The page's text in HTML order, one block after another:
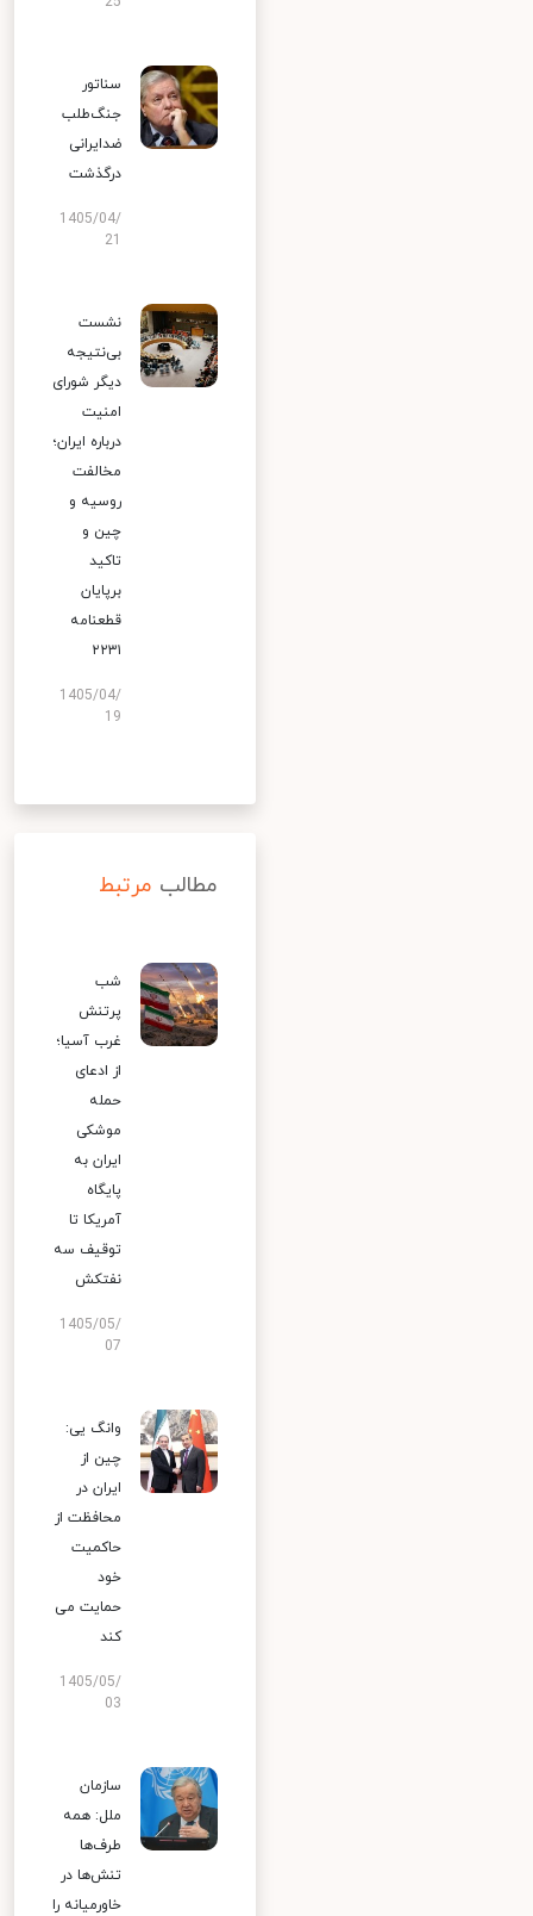
سناتور
جنگ‌طلب
ضدایرانی
درگذشت
1405/04/
نشست
بی‌نتیجه
دیگر شورای
امنیت
درباره ایران؛
مخالفت
روسیه و
چین و
تاکید
برپایان
قطعنامه
۲۲۳۱
1405/04/
19
مطالب مرتبط
شب
پرتنش
غرب آسیا؛
از ادعای
حمله
موشکی
ایران به
پایگاه
آمریکا تا
توقیف سه
نفتکش
1405/05/
07
وانگ یی:
چین از
ایران در
محافظت از
حاکمیت
خود
حمایت می
کند
1405/05/
03
سازمان
ملل: همه
طرف‌ها
تنش‌ها در
خاورمیانه را